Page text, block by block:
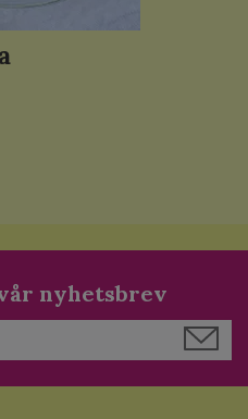
nyhetsbrev